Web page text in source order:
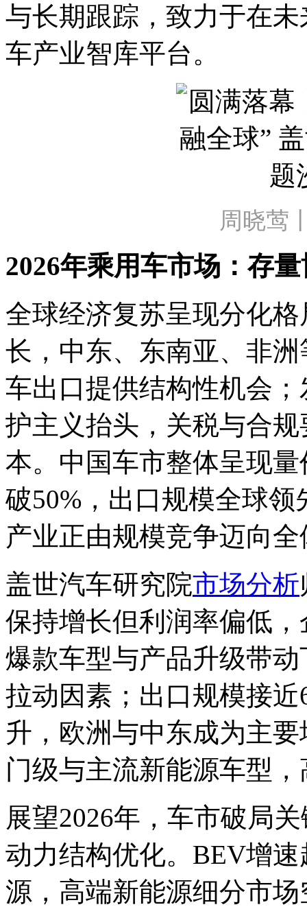
与长期跟踪，致力于在
车产业智库平台。
周晓莺
2026年乘用车市场：存
全球经济复苏呈现分化
长，中东、东南亚、非
车出口提供结构性机会
护主义抬头，关税与合
本。中国车市整体呈现
破50%，出口规模全球
产业正由规模竞争迈向
盖世汽车研究院市场分析
保持增长但利润率偏低
爆款车型与产品升级带
拉动因素；出口规模接
升，欧洲与中东成为主
门级与主流新能源车型
展望2026年，车市破局
动力结构优化。BEV增
源，高端新能源细分市